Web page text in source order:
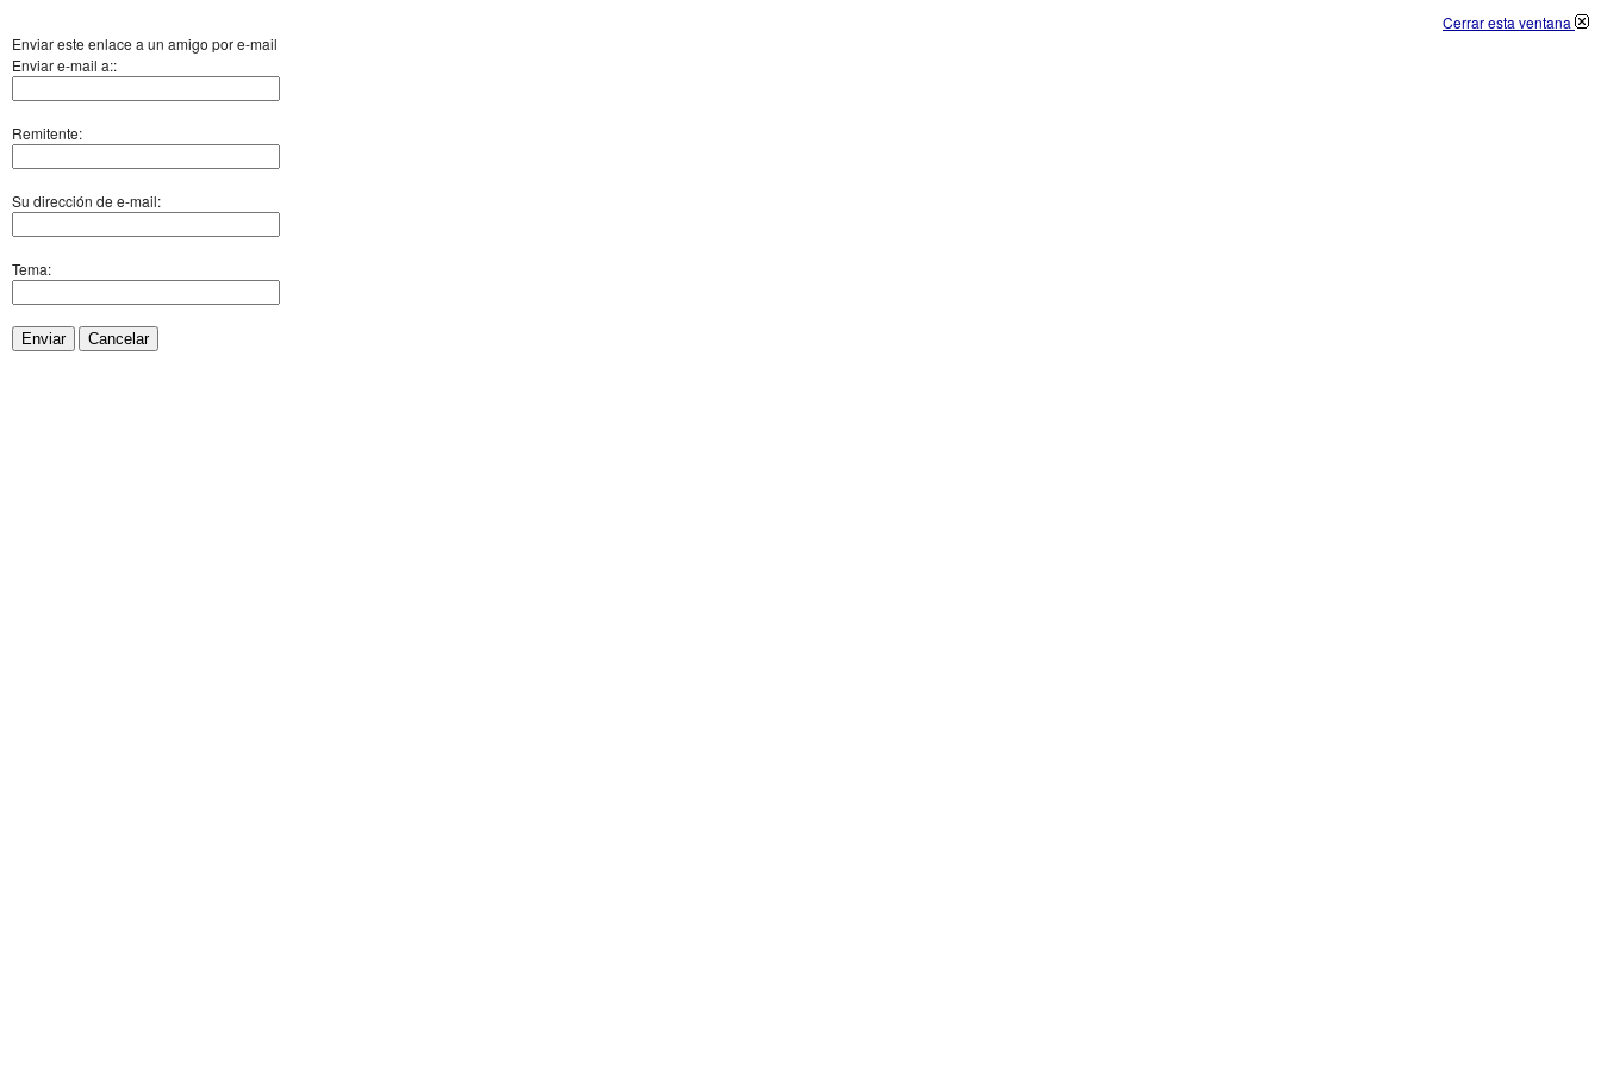
Cerrar esta ventana
Enviar este enlace a un amigo por e-mail
Enviar e-mail a::
Remitente:
Su dirección de e-mail:
Tema:
Enviar Cancelar